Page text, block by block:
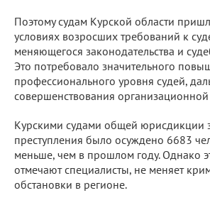
Поэтому судам Курской области
условиях возросших требований к
меняющегося законодательства и
Это потребовало значительного
профессионального уровня судей,
совершенствования
Курскими судами общей юрисдикции
преступления было осуждено 6683
меньше, чем в прошлом году. Однако
отмечают специалисты, не меняет
обстановки в регионе.